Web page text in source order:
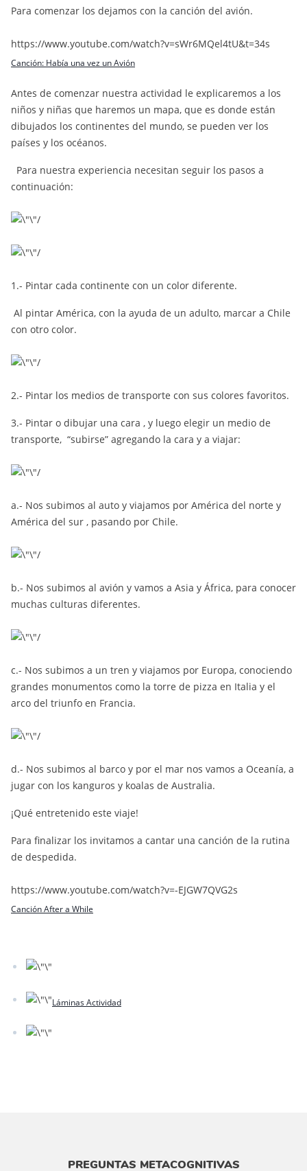
Para comenzar los dejamos con la canción del avión.
https://www.youtube.com/watch?v=sWr6MQel4tU&t=34s
Canción: Había una vez un Avión
Antes de comenzar nuestra actividad le explicaremos a los
niños y niñas que haremos un mapa, que es donde están
dibujados los continentes del mundo, se pueden ver los
países y los océanos.
Para nuestra experiencia necesitan seguir los pasos a
continuación:
1.- Pintar cada continente con un color diferente.
Al pintar América, con la ayuda de un adulto, marcar a Chile
con otro color.
2.- Pintar los medios de transporte con sus colores favoritos.
3.- Pintar o dibujar una cara , y luego elegir un medio de
transporte, “subirse” agregando la cara y a viajar:
a.- Nos subimos al auto y viajamos por América del norte y
América del sur , pasando por Chile.
b.- Nos subimos al avión y vamos a Asia y África, para conocer
muchas culturas diferentes.
c.- Nos subimos a un tren y viajamos por Europa, conociendo
grandes monumentos como la torre de pizza en Italia y el
arco del triunfo en Francia.
d.- Nos subimos al barco y por el mar nos vamos a Oceanía, a
jugar con los kanguros y koalas de Australia.
¡Qué entretenido este viaje!
Para finalizar los invitamos a cantar una canción de la rutina
de despedida.
https://www.youtube.com/watch?v=-EJGW7QVG2s
Canción After a While
Láminas Actividad
PREGUNTAS METACOGNITIVAS